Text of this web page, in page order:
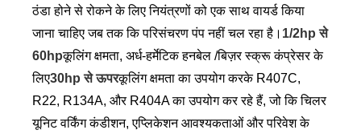
ठंडा होने से रोकने के लिए नियंत्रणों को एक साथ वायर्ड किया
जाना चाहिए जब तक कि परिसंचरण पंप नहीं चल रहा है। 1/2hp से
60hpकूलिंग क्षमता, अर्ध-हर्मेटिक हनबेल /बिज़र स्क्रू कंप्रेसर के
लिए30hp से ऊपरकूलिंग क्षमता का उपयोग करके R407C,
R22, R134A, और R404A का उपयोग कर रहे हैं, जो कि चिलर
यूनिट वर्किंग कंडीशन, एप्लिकेशन आवश्यकताओं और परिवेश के